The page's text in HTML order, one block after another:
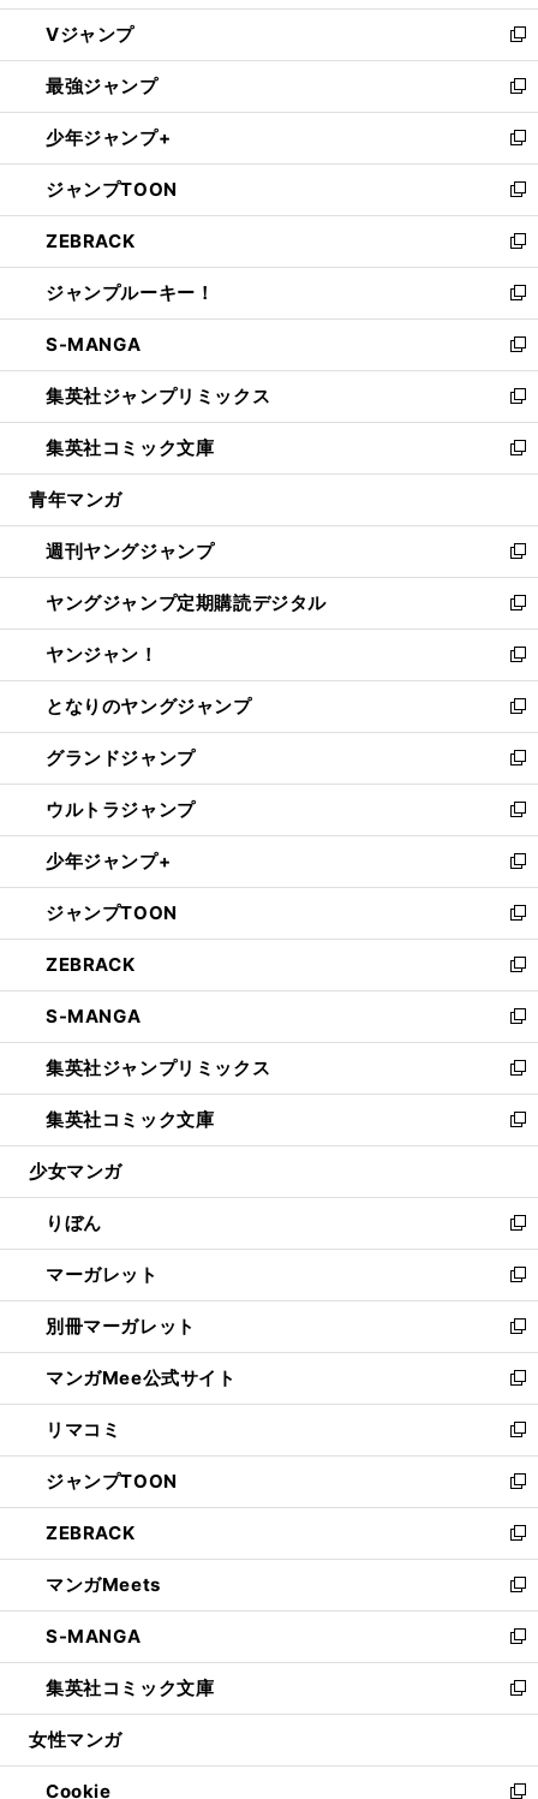
ウ
ィ
ン
ド
ウ
で
開
く
し
い
ウ
ィ
ン
ド
ウ
で
開
く
Vジャンプ
新
し
い
ウ
ィ
ン
ド
ウ
で
開
く
最強ジャンプ
新
し
い
ウ
ィ
ン
ド
ウ
で
開
く
少年ジャンプ+
新
し
い
ウ
ィ
ン
ド
ウ
で
開
く
ジャンプTOON
新
し
い
ウ
ィ
ン
ド
ウ
で
開
く
ZEBRACK
新
し
い
ウ
ィ
ン
ド
ウ
で
開
ジャンプルーキー！
新
し
い
ウ
ィ
ン
ド
ウ
開
く
S-MANGA
新
し
い
ウ
ィ
ン
ウ
で
開
く
集英社ジャンプリミックス
新
し
い
ウ
ン
ド
ウ
で
開
く
集英社コミック文庫
新
し
ウ
ィ
ン
ド
ウ
で
開
く
青年マンガ
週刊ヤングジャンプ
新
し
い
ウ
ィ
ン
ド
ウ
で
開
く
ヤングジャンプ定期購読デジタル
新
し
い
ウ
ィ
ン
ド
ウ
で
開
く
ヤンジャン！
新
し
い
ウ
ィ
ン
ド
ウ
で
開
く
となりのヤングジャンプ
新
し
い
ウ
ィ
ン
ド
ウ
で
開
く
グランドジャンプ
新
し
い
ウ
ィ
ン
ド
ウ
で
開
く
ウルトラジャンプ
新
し
い
ウ
ィ
ン
ド
ウ
で
開
く
少年ジャンプ+
新
し
い
ウ
ィ
ン
ド
ウ
で
開
く
ジャンプTOON
新
し
い
ウ
ィ
ン
ド
ウ
で
開
ZEBRACK
新
し
い
ウ
ィ
ン
ド
ウ
開
く
S-MANGA
新
し
い
ウ
ィ
ン
ウ
で
開
く
集英社ジャンプリミックス
新
し
い
ウ
ン
ド
ウ
で
開
く
集英社コミック文庫
新
し
ウ
ィ
ン
ド
ウ
で
開
く
少女マンガ
りぼん
新
し
い
ウ
ィ
ン
ド
ウ
で
開
く
マーガレット
新
し
い
ウ
ィ
ン
ド
ウ
で
開
く
別冊マーガレット
新
し
い
ウ
ィ
ン
ド
ウ
で
開
く
マンガMee公式サイト
新
し
い
ウ
ィ
ン
ド
ウ
で
開
く
リマコミ
新
し
い
ウ
ィ
ン
ド
ウ
で
開
く
ジャンプTOON
新
し
い
ウ
ィ
ン
ド
ウ
で
開
ZEBRACK
新
し
い
ウ
ィ
ン
ド
ウ
開
く
マンガMeets
新
し
い
ウ
ィ
ン
ウ
で
S-MANGA
新
し
い
ウ
ン
ド
集英社コミック文庫
新
し
ウ
ィ
女性マンガ
Cookie